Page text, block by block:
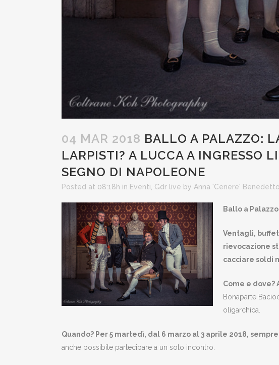
04 MAR 2018 BALLO A PALAZZO:
LARPISTI? A LUCCA A INGRESSO
SEGNO DI NAPOLEONE
Posted at 08:18h in Eventi Gdr live by Anna 'Cenere' Benedetto
Ballo a
Ventagli,
rievocazione
cacciare soldi
Come e dove?
Bonaparte
oligarchica.
Quando? Per 5 martedì, dal 6 marzo al 3 aprile 2018,
anche possibile partecipare a un solo incontro.